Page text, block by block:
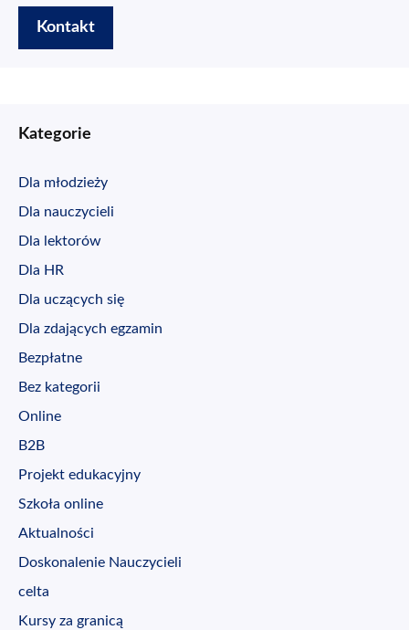
Kontakt
Kategorie
Dla młodzieży
Dla nauczycieli
Dla lektorów
Dla HR
Dla uczących się
Dla zdających egzamin
Bezpłatne
Bez kategorii
Online
B2B
Projekt edukacyjny
Szkoła online
Aktualności
Doskonalenie Nauczycieli
celta
Kursy za granicą